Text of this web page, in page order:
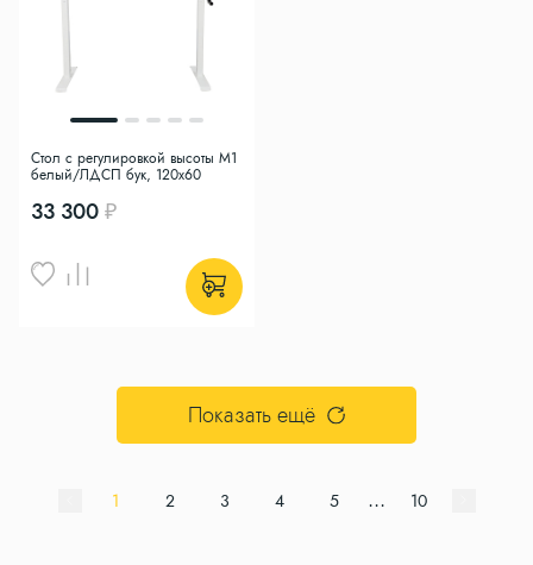
33 300
Стол с регулировкой высоты M1
белый/ЛДСП бук, 120x60
Показать ещё
1 2 3 4 5 ... 10